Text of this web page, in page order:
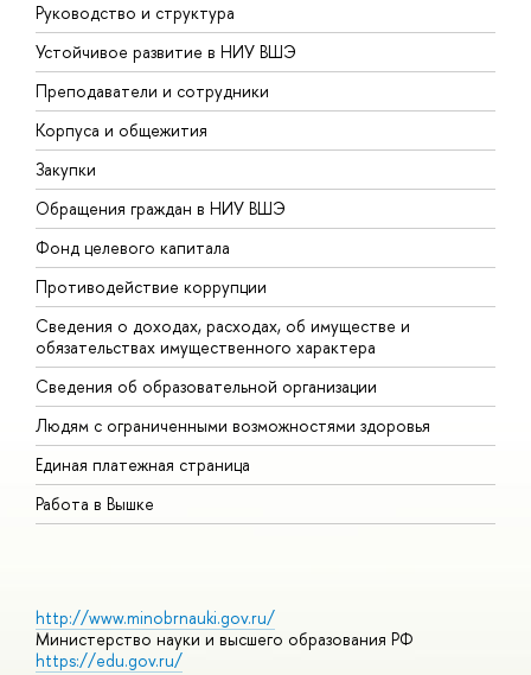
Руководство и структура
Устойчивое развитие в НИУ ВШЭ
Преподаватели и сотрудники
Корпуса и общежития
Закупки
Обращения граждан в НИУ ВШЭ
Фонд целевого капитала
Противодействие коррупции
Сведения о доходах, расходах, об имуществе и
обязательствах имущественного характера
Сведения об образовательной организации
Людям с ограниченными возможностями здоровья
Единая платежная страница
Работа в Вышке
http://www.minobrnauki.gov.ru/
Министерство науки и высшего образования РФ
https://edu.gov.ru/